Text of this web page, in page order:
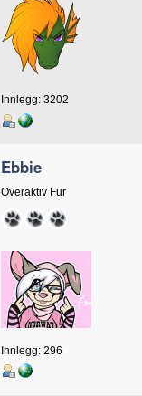
Innlegg: 3202
Ebbie
Overaktiv Fur
Innlegg: 296